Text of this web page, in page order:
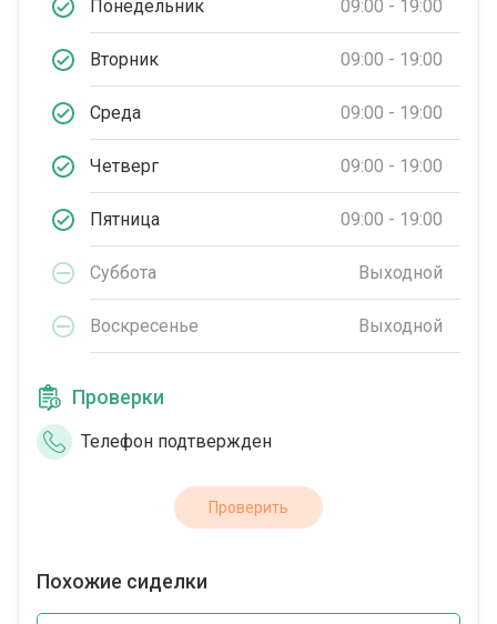
Понедельник 09:00 - 19:00
Вторник 09:00 - 19:00
Среда 09:00 - 19:00
Четверг 09:00 - 19:00
Пятница 09:00 - 19:00
Суббота Выходной
Воскресенье Выходной
Проверки
Телефон подтвержден
Проверить
Похожие сиделки